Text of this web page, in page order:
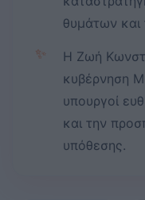
θυμάτων και
✨
Η Ζωή
κυβέρνηση
υπουργοί
και την
υπόθεσης.